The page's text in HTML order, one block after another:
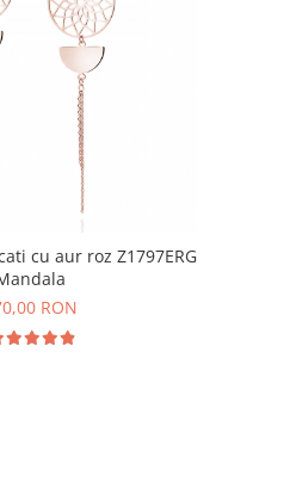
cu aur roz Z1797ERG
RON